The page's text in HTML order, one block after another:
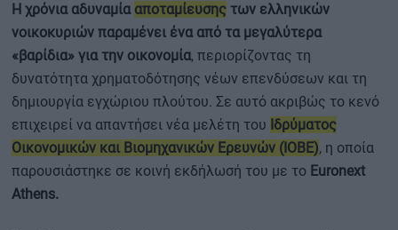
Η χρόνια αδυναμία αποταμίευσης των ελληνικών
νοικοκυριών παραμένει ένα από τα μεγαλύτερα
«βαρίδια» για την οικονομία, περιορίζοντας τη
δυνατότητα χρηματοδότησης νέων επενδύσεων και τη
δημιουργία εγχώριου πλούτου. Σε αυτό ακριβώς το κενό
επιχειρεί να απαντήσει νέα μελέτη του Ιδρύματος
Οικονομικών και Βιομηχανικών Ερευνών (ΙΟΒΕ), η οποία
παρουσιάστηκε σε κοινή εκδήλωσή του με το Euronext
Athens.